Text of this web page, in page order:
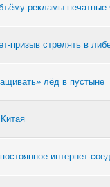
рекламы
призыв стрелять в
лёд в пустыне
интернет-